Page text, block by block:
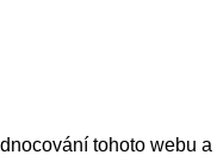
tohoto webu